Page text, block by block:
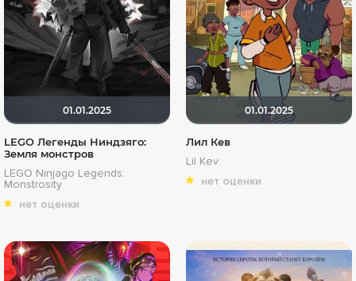
01.01.2025
LEGO Легенды Ниндзяго:
Земля монстров
LEGO Ninjago Legends:
Monstrosity
нет оценки
01.01.2025
Лил Кев
Lil Kev
нет оценки